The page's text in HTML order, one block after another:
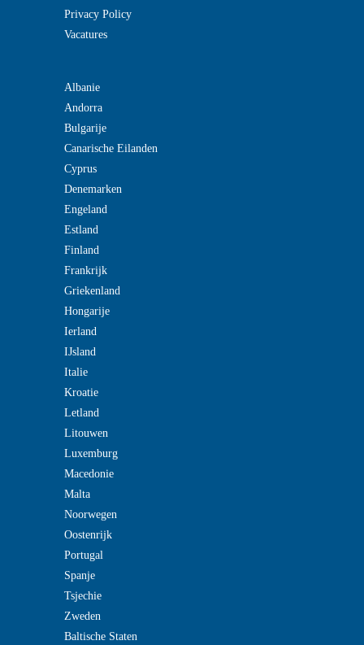
Privacy Policy
Vacatures
Albanie
Andorra
Bulgarije
Canarische Eilanden
Cyprus
Denemarken
Engeland
Estland
Finland
Frankrijk
Griekenland
Hongarije
Ierland
IJsland
Italie
Kroatie
Letland
Litouwen
Luxemburg
Macedonie
Malta
Noorwegen
Oostenrijk
Portugal
Spanje
Tsjechie
Zweden
Baltische Staten